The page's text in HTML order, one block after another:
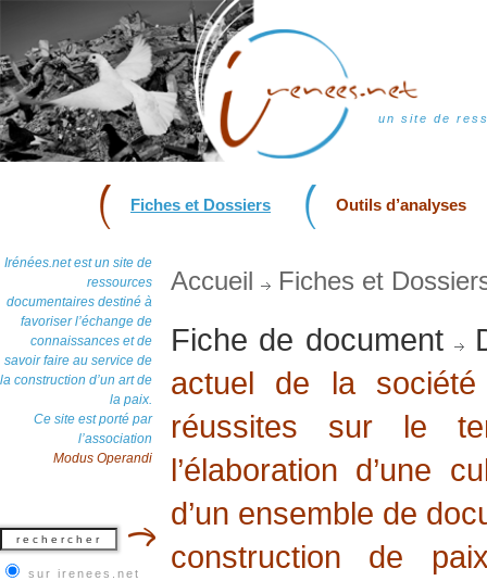
un site de
Fiches et Dossiers Outils d’analyses
Irénées.net est un site de
ressources
documentaires destiné à
favoriser l’échange de
connaissances et de
savoir faire au service de
la construction d’un art de
la paix.
Ce site est porté par
l’association
Modus Operandi
sur irenees.net
Accueil Fiches et
Fiche de document
actuel de la
réussites sur le
l’élaboration d’une
d’un ensemble de
construction de